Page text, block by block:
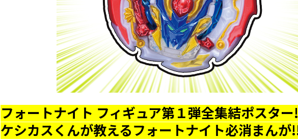
フォートナイト フィギュア第１弾全集結ポスタ
ケシカスくんが教えるフォートナイト必消まん